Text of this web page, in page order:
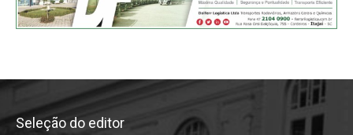
Seleção do editor